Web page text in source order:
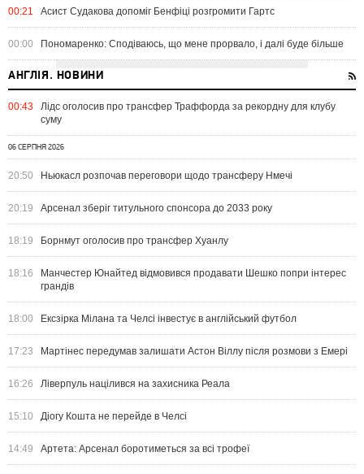
00:21 Асист Судакова допоміг Бенфіці розгромити Гартс
00:00 Пономаренко: Сподіваюсь, що мене прорвало, і далі буде більше
АНГЛІЯ. НОВИНИ
00:43
Лідс оголосив про трансфер Траффорда за рекордну для клубу
суму
06 СЕРПНЯ 2026
20:50 Ньюкасл розпочав переговори щодо трансферу Нмечі
20:19 Арсенал зберіг титульного спонсора до 2033 року
18:19 Борнмут оголосив про трансфер Хуанлу
18:16
Манчестер Юнайтед відмовився продавати Шешко попри інтерес
грандів
18:00 Ексзірка Мілана та Челсі інвестує в англійський футбол
17:23 Мартінес передумав залишати Астон Віллу після розмови з Емері
16:26 Ліверпуль націлився на захисника Реала
15:10 Діогу Кошта не перейде в Челсі
14:49 Артета: Арсенал боротиметься за всі трофеї